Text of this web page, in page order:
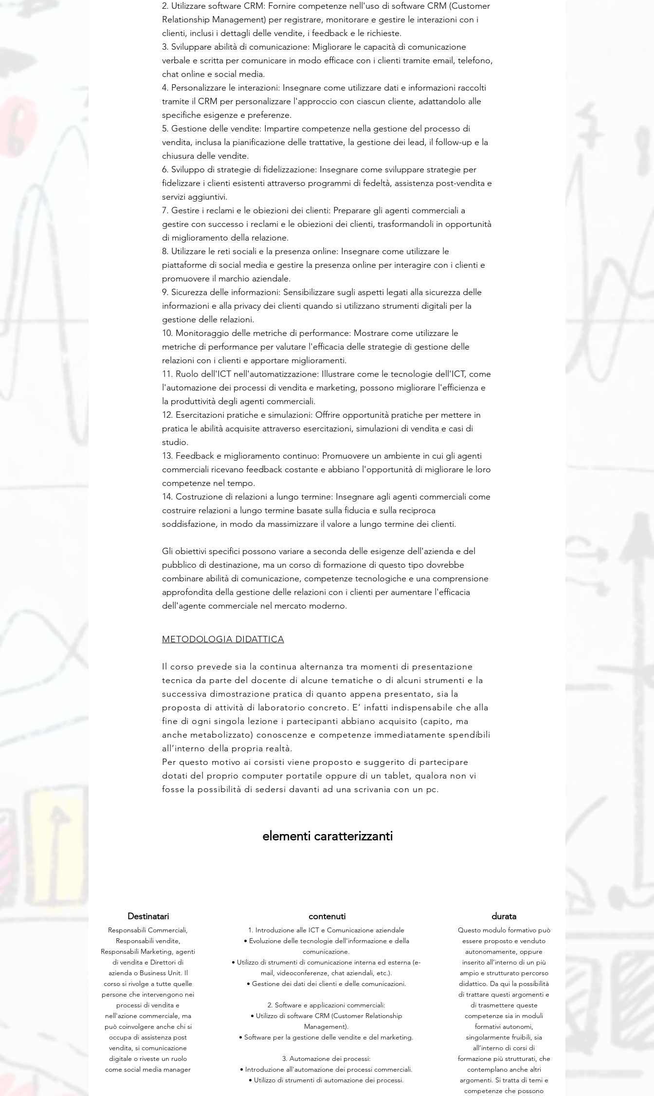
2. Utilizzare software CRM: Fornire competenze nell'uso di software CRM (Customer
Relationship Management) per registrare, monitorare e gestire le interazioni con i
clienti, inclusi i dettagli delle vendite, i feedback e le richieste.
3. Sviluppare abilità di comunicazione: Migliorare le capacità di comunicazione
verbale e scritta per comunicare in modo efficace con i clienti tramite email, telefono,
chat online e social media.
4. Personalizzare le interazioni: Insegnare come utilizzare dati e informazioni raccolti
tramite il CRM per personalizzare l'approccio con ciascun cliente, adattandolo alle
specifiche esigenze e preferenze.
5. Gestione delle vendite: Impartire competenze nella gestione del processo di
vendita, inclusa la pianificazione delle trattative, la gestione dei lead, il follow-up e la
chiusura delle vendite.
6. Sviluppo di strategie di fidelizzazione: Insegnare come sviluppare strategie per
fidelizzare i clienti esistenti attraverso programmi di fedeltà, assistenza post-vendita e
servizi aggiuntivi.
7. Gestire i reclami e le obiezioni dei clienti: Preparare gli agenti commerciali a
gestire con successo i reclami e le obiezioni dei clienti, trasformandoli in opportunità
di miglioramento della relazione.
8. Utilizzare le reti sociali e la presenza online: Insegnare come utilizzare le
piattaforme di social media e gestire la presenza online per interagire con i clienti e
promuovere il marchio aziendale.
9. Sicurezza delle informazioni: Sensibilizzare sugli aspetti legati alla sicurezza delle
informazioni e alla privacy dei clienti quando si utilizzano strumenti digitali per la
gestione delle relazioni.
10. Monitoraggio delle metriche di performance: Mostrare come utilizzare le
metriche di performance per valutare l'efficacia delle strategie di gestione delle
relazioni con i clienti e apportare miglioramenti.
11. Ruolo dell'ICT nell'automatizzazione: Illustrare come le tecnologie dell'ICT, come
l'automazione dei processi di vendita e marketing, possono migliorare l'efficienza e
la produttività degli agenti commerciali.
12. Esercitazioni pratiche e simulazioni: Offrire opportunità pratiche per mettere in
pratica le abilità acquisite attraverso esercitazioni, simulazioni di vendita e casi di
studio.
13. Feedback e miglioramento continuo: Promuovere un ambiente in cui gli agenti
commerciali ricevano feedback costante e abbiano l'opportunità di migliorare le loro
competenze nel tempo.
14. Costruzione di relazioni a lungo termine: Insegnare agli agenti commerciali come
costruire relazioni a lungo termine basate sulla fiducia e sulla reciproca
soddisfazione, in modo da massimizzare il valore a lungo termine dei clienti.
Gli obiettivi specifici possono variare a seconda delle esigenze dell'azienda e del
pubblico di destinazione, ma un corso di formazione di questo tipo dovrebbe
combinare abilità di comunicazione, competenze tecnologiche e una comprensione
approfondita della gestione delle relazioni con i clienti per aumentare l'efficacia
dell'agente commerciale nel mercato moderno.
METODOLOGIA DIDATTICA
Il corso prevede sia la continua alternanza tra momenti di presentazione
tecnica da parte del docente di alcune tematiche o di alcuni strumenti e la
successiva dimostrazione pratica di quanto appena presentato, sia la
proposta di attività di laboratorio concreto. E’ infatti indispensabile che alla
fine di ogni singola lezione i partecipanti abbiano acquisito (capito, ma
anche metabolizzato) conoscenze e competenze immediatamente spendibili
all’interno della propria realtà.
Per questo motivo ai corsisti viene proposto e suggerito di partecipare
dotati del proprio computer portatile oppure di un tablet, qualora non vi
fosse la possibilità di sedersi davanti ad una scrivania con un pc.
elementi caratterizzanti
Destinatari
Responsabili Commerciali,
Responsabili vendite,
Responsabili Marketing, agenti
di vendita e Direttori di
azienda o Business Unit. Il
corso si rivolge a tutte quelle
persone che intervengono nei
processi di vendita e
nell'azione commerciale, ma
può coinvolgere anche chi si
occupa di assistenza post
vendita, si comunicazione
digitale o riveste un ruolo
come social media manager
contenuti
1. Introduzione alle ICT e Comunicazione aziendale
• Evoluzione delle tecnologie dell'informazione e della
comunicazione.
• Utilizzo di strumenti di comunicazione interna ed esterna (e-
mail, videoconferenze, chat aziendali, etc.).
• Gestione dei dati dei clienti e delle comunicazioni.
2. Software e applicazioni commerciali:
• Utilizzo di software CRM (Customer Relationship
Management).
• Software per la gestione delle vendite e del marketing.
3. Automazione dei processi:
• Introduzione all'automazione dei processi commerciali.
• Utilizzo di strumenti di automazione dei processi.
durata
Questo modulo formativo può
essere proposto e venduto
autonomamente, oppure
inserito all’interno di un più
ampio e strutturato percorso
didattico. Da qui la possibilità
di trattare questi argomenti e
di trasmettere queste
competenze sia in moduli
formativi autonomi,
singolarmente fruibili, sia
all’interno di corsi di
formazione più strutturati, che
contemplano anche altri
argomenti. Si tratta di temi e
competenze che possono